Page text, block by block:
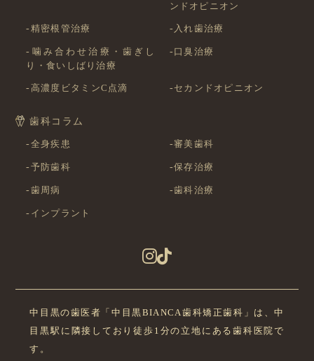
ンドオピニオン
精密根管治療 入れ歯治療
噛み合わせ治療・歯ぎし
り・食いしばり治療
口臭治療
高濃度ビタミンC点滴 セカンドオピニオン
歯科コラム
全身疾患 審美歯科
予防歯科 保存治療
歯周病 歯科治療
インプラント
中目黒の歯医者「中目黒BIANCA歯科矯正歯科」は、中
目黒駅に隣接しており徒歩1分の立地にある歯科医院で
す。